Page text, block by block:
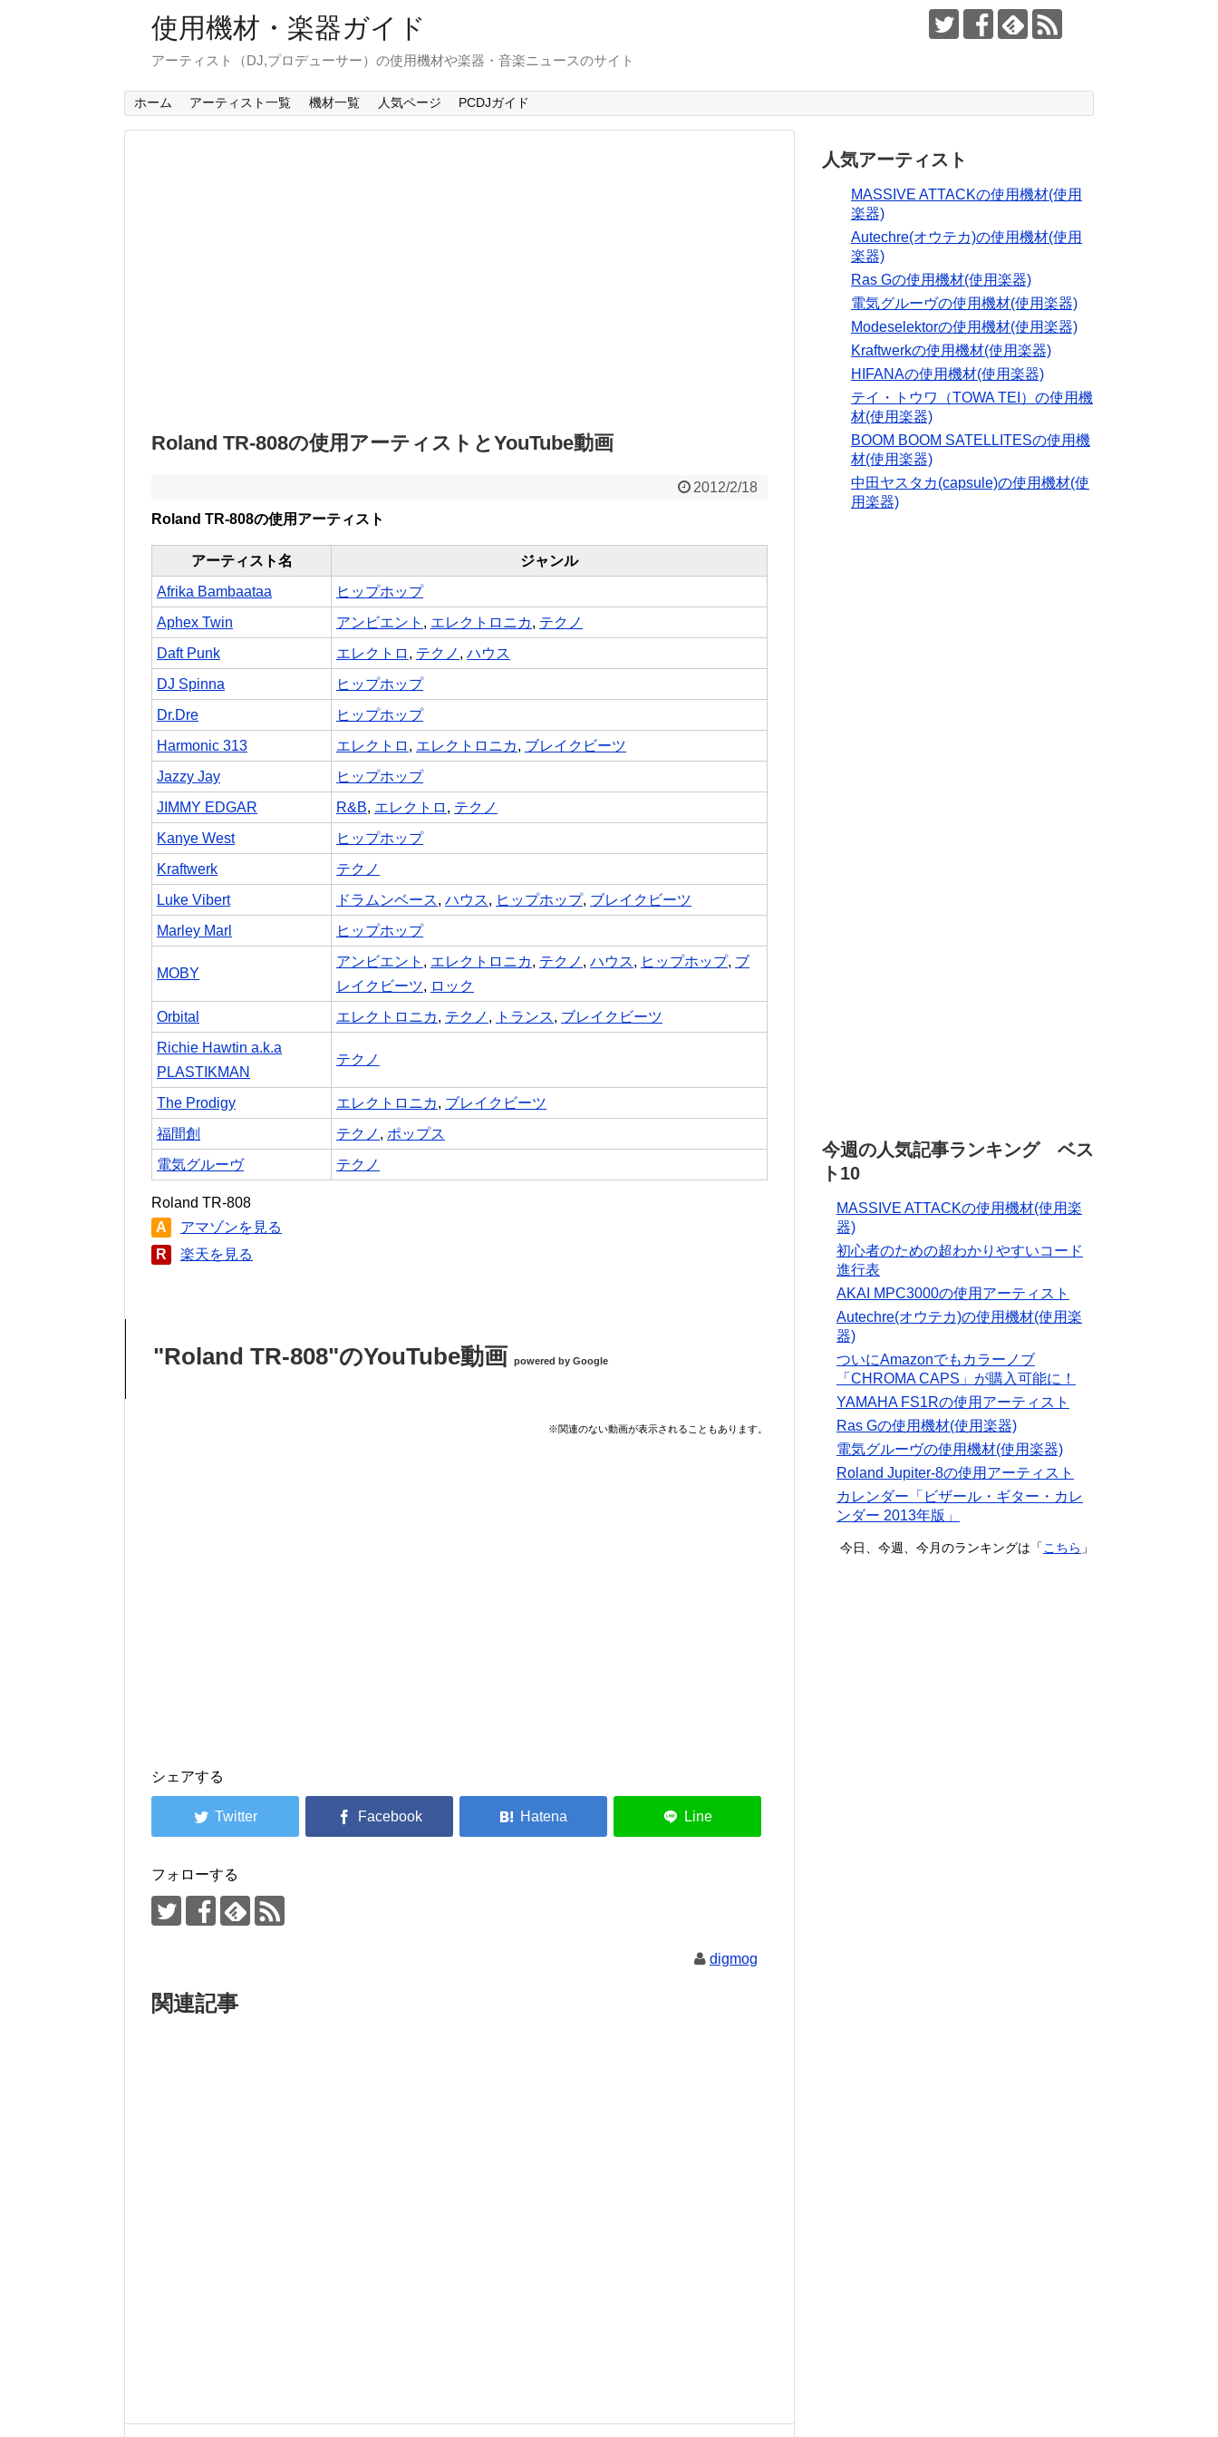
使用機材・楽器ガイド
アーティスト（DJ,プロデューサー）の使用機材や楽器・音楽ニュースのサイト
ホーム アーティスト一覧 機材一覧 人気ページ PCDJガイド
Roland TR-808の使用アーティストとYouTube動画
2012/2/18
Roland TR-808の使用アーティスト
アーティスト名
ジャンル
Afrika Bambaataa
ヒップホップ
Aphex Twin
アンビエント , エレクトロニカ, テクノ
Daft Punk
エレクトロ , テクノ , ハウス
DJ Spinna
ヒップホップ
Dr.Dre
ヒップホップ
Harmonic 313
エレクトロ , エレクトロニカ, ブレイクビーツ
Jazzy Jay
ヒップホップ
JIMMY EDGAR
R&B, エレクトロ , テクノ
Kanye West
ヒップホップ
Kraftwerk
テクノ
Luke Vibert
ドラムンベース, ハウス, ヒップホップ, ブレイクビーツ
Marley Marl
ヒップホップ
MOBY
アンビエント , エレクトロニカ, テクノ , ハウス, ヒップホップ, ブ
レイクビーツ, ロック
Orbital
エレクトロニカ, テクノ , トランス, ブレイクビーツ
Richie Hawtin a.k.a
PLASTIKMAN
テクノ
The Prodigy エレクトロニカ, ブレイクビーツ
福間創
テクノ , ポップス
電気グルーヴ
テクノ
Roland TR-808
A
アマゾンを見る
R
楽天を見る
"Roland TR-808"のYouTube動画 powered by Google
※関連のない動画が表示されることもあります。
シェアする
フォローする
digmog
関連記事
人気アーティスト
MASSIVE ATTACKの使用機材(使用
楽器)
Autechre(オウテカ)の使用機材(使用
楽器)
Ras Gの使用機材(使用楽器)
電気グルーヴの使用機材(使用楽器)
Modeselektorの使用機材(使用楽器)
Kraftwerkの使用機材(使用楽器)
HIFANAの使用機材(使用楽器)
テイ・トウワ（TOWA TEI）の使用機
材(使用楽器)
BOOM BOOM SATELLITESの使用機
材(使用楽器)
中田ヤスタカ(capsule)の使用機材(使
用楽器)
今週の人気記事ランキング ベス
ト10
MASSIVE ATTACKの使用機材(使用楽
器)
初心者のための超わかりやすいコード
進行表
AKAI MPC3000の使用アーティスト
Autechre(オウテカ)の使用機材(使用楽
器)
ついにAmazonでもカラーノブ
「CHROMA CAPS」が購入可能に！
YAMAHA FS1Rの使用アーティスト
Ras Gの使用機材(使用楽器)
電気グルーヴの使用機材(使用楽器)
Roland Jupiter-8の使用アーティスト
カレンダー「ビザール・ギター・カレ
ンダー 2013年版」
今日、今週、今月のランキングは「こちら 」